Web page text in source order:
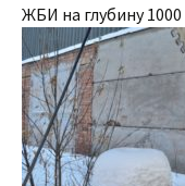
ЖБИ на глубину